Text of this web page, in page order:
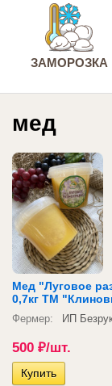
ЗАМОРОЗКА
мед
Мед "Луговое
0,7кг ТМ
Фермер: ИП
500 ₽/шт.